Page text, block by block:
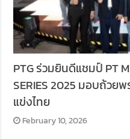
PTG ร่วมยินดีแชมป์ PT
SERIES 2025 มอบถ้วย
แข่งไทย
February 10, 2026